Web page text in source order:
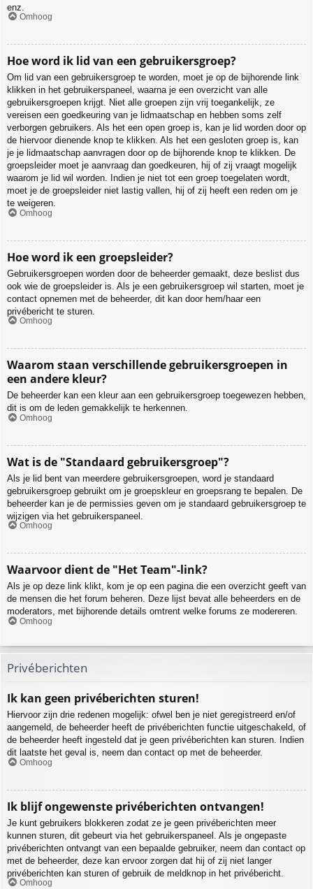
enz.
Omhoog
Hoe word ik lid van een gebruikersgroep?
Om lid van een gebruikersgroep te worden, moet je op de bijhorende link
klikken in het gebruikerspaneel, waarna je een overzicht van alle
gebruikersgroepen krijgt. Niet alle groepen zijn vrij toegankelijk, ze
vereisen een goedkeuring van je lidmaatschap en hebben soms zelf
verborgen gebruikers. Als het een open groep is, kan je lid worden door op
de hiervoor dienende knop te klikken. Als het een gesloten groep is, kan
je je lidmaatschap aanvragen door op de bijhorende knop te klikken. De
groepsleider moet je aanvraag dan goedkeuren, hij of zij vraagt mogelijk
waarom je lid wil worden. Indien je niet tot een groep toegelaten wordt,
moet je de groepsleider niet lastig vallen, hij of zij heeft een reden om je
te weigeren.
Omhoog
Hoe word ik een groepsleider?
Gebruikersgroepen worden door de beheerder gemaakt, deze beslist dus
ook wie de groepsleider is. Als je een gebruikersgroep wil starten, moet je
contact opnemen met de beheerder, dit kan door hem/haar een
privébericht te sturen.
Omhoog
Waarom staan verschillende gebruikersgroepen in
een andere kleur?
De beheerder kan een kleur aan een gebruikersgroep toegewezen hebben,
dit is om de leden gemakkelijk te herkennen.
Omhoog
Wat is de "Standaard gebruikersgroep"?
Als je lid bent van meerdere gebruikersgroepen, word je standaard
gebruikersgroep gebruikt om je groepskleur en groepsrang te bepalen. De
beheerder kan je de permissies geven om je standaard gebruikersgroep te
wijzigen via het gebruikerspaneel.
Omhoog
Waarvoor dient de "Het Team"-link?
Als je op deze link klikt, kom je op een pagina die een overzicht geeft van
de mensen die het forum beheren. Deze lijst bevat alle beheerders en de
moderators, met bijhorende details omtrent welke forums ze modereren.
Omhoog
Privéberichten
Ik kan geen privéberichten sturen!
Hiervoor zijn drie redenen mogelijk: ofwel ben je niet geregistreerd en/of
aangemeld, de beheerder heeft de privéberichten functie uitgeschakeld, of
de beheerder heeft ingesteld dat je geen privéberichten kan sturen. Indien
dit laatste het geval is, neem dan contact op met de beheerder.
Omhoog
Ik blijf ongewenste privéberichten ontvangen!
Je kunt gebruikers blokkeren zodat ze je geen privéberichten meer
kunnen sturen, dit gebeurt via het gebruikerspaneel. Als je ongepaste
privéberichten ontvangt van een bepaalde gebruiker, neem dan contact op
met de beheerder, deze kan ervoor zorgen dat hij of zij niet langer
privéberichten kan sturen of gebruik de meldknop in het privébericht.
Omhoog